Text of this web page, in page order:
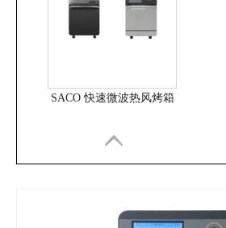
SACO 快速微波热风烤箱